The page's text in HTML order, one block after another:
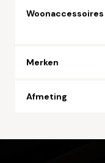
Woonaccessoires
Merken
Afmeting